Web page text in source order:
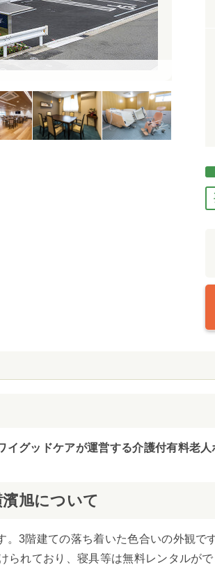
エン
グッドケアが運営する介護付有料老人
旭について
3階建ての落ち着いた色合いの外観です
られており、寝具等は無料レンタルが